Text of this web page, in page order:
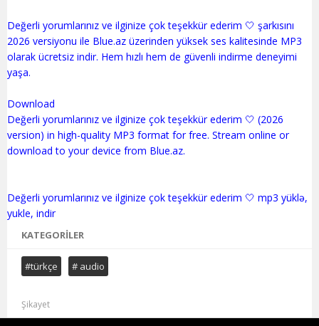
Değerli yorumlarınız ve ilginize çok teşekkür ederim 🤍 şarkısını
2026 versiyonu ile Blue.az üzerinden yüksek ses kalitesinde MP3
olarak ücretsiz indir. Hem hızlı hem de güvenli indirme deneyimi
yaşa.
Download
Değerli yorumlarınız ve ilginize çok teşekkür ederim 🤍 (2026
version) in high-quality MP3 format for free. Stream online or
download to your device from Blue.az.
Değerli yorumlarınız ve ilginize çok teşekkür ederim 🤍 mp3 yüklə,
KATEGORILER
#türkçe # audio
Şikayet